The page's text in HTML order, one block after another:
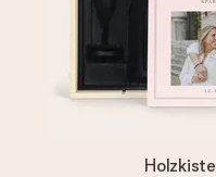
Holzkiste